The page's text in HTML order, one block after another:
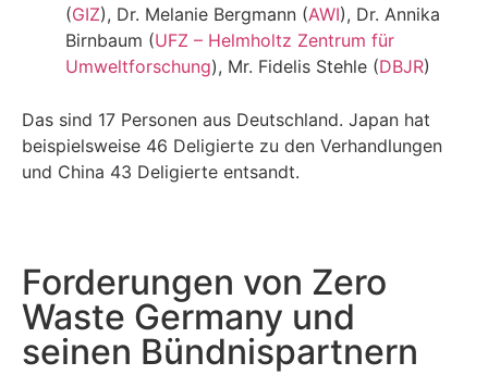
(GIZ), Dr. Melanie Bergmann (AWI), Dr. Annika
Birnbaum (UFZ – Helmholtz Zentrum für
Umweltforschung), Mr. Fidelis Stehle (DBJR)
Das sind 17 Personen aus Deutschland. Japan hat
beispielsweise 46 Deligierte zu den Verhandlungen
und China 43 Deligierte entsandt.
Forderungen von Zero
Waste Germany und
seinen Bündnispartnern